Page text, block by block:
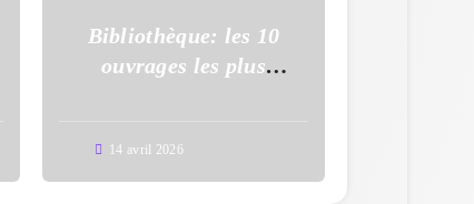
Bibliothèque: les 10
ouvrages les plus
14 avril 2026